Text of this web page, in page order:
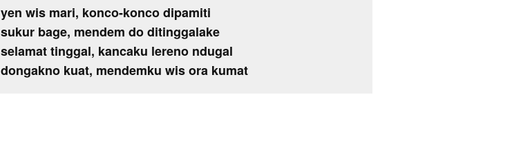
yen wis mari, konco-konco dipamiti
sukur bage, mendem do ditinggalake
selamat tinggal, kancaku lereno ndugal
dongakno kuat, mendemku wis ora kumat